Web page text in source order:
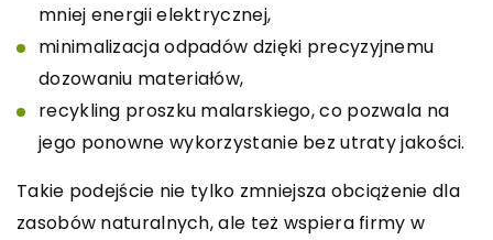
mniej energii elektrycznej,
minimalizacja odpadów dzięki precyzyjnemu
dozowaniu materiałów,
recykling proszku malarskiego, co pozwala na
jego ponowne wykorzystanie bez utraty jakości.
Takie podejście nie tylko zmniejsza obciążenie dla
zasobów naturalnych, ale też wspiera firmy w